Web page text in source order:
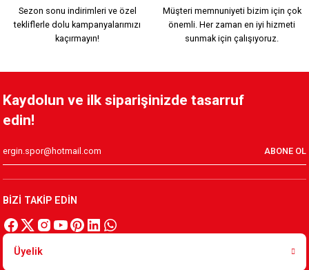
1.500,00 TL
KAFSİNKAF 1912 T-SHIRT S.
800,00 TL
Sezon sonu indirimleri ve özel
tekliflerle dolu kampanyalarımızı
kaçırmayın!
Müşteri memnuniyeti bizim için çok
önemli. Her zaman en iyi hizmeti
sunmak için çalışıyoruz.
Kaydolun ve ilk siparişinizde tasarruf
edin!
ABONE OL
BİZİ TAKİP EDİN
Üyelik